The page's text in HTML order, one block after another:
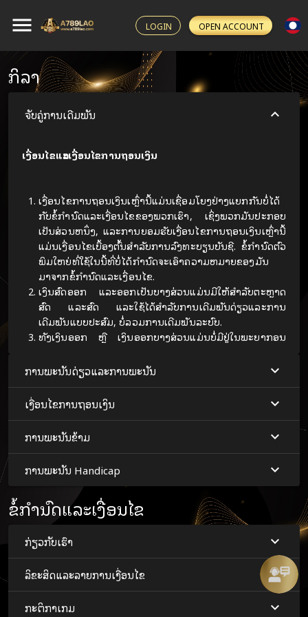
LOGIN OPEN ACCOUNT
ກິລາ
ຈັບຄູ່ການເດີມພັນ
ເງື່ອນໄຂແລະເງື່ອນໄຂການຖອນເງິນ
ເງື່ອນໄຂການຖອນເງິນເຫຼົ່ານີ້ແມ່ນເຊື່ອມໂຍງຢ່າງແຍກກັນບໍ່ໄດ້
ກັບຂໍ້ກໍານົດແລະເງື່ອນໄຂຂອງພວກເຮົາ, ເຊິ່ງພວກມັນປະກອບ
ເປັນສ່ວນຫນຶ່ງ, ແລະການຍອມຮັບເງື່ອນໄຂການຖອນເງິນເຫຼົ່ານີ້
ແມ່ນເງື່ອນໄຂເບື້ອງຕົ້ນສໍາລັບການລົງທະບຽນບັນຊີ. ຂໍ້ກໍານົດຕົວ
ພິມໃຫຍ່ທີ່ໃຊ້ໃນນີ້ທີ່ບໍ່ໄດ້ກໍານົດຈະເອົາຄວາມຫມາຍຂອງມັນ
ມາຈາກຂໍ້ກໍານົດແລະເງື່ອນໄຂ.
ເງິນສົດອອກ ແລະອອກເປັນບາງສ່ວນແມ່ນມີໃຫ້ສໍາລັບຕະຫຼາດ
ສົດ ແລະສົດ ແລະໃຊ້ໄດ້ສໍາລັບການເດີມພັນດ່ຽວແລະການ
ເດີມພັນແບບປະສົມ, ບໍ່ລວມການເດີມພັນລະບົບ.
ທັງເງິນອອກ ຫຼື ເງິນອອກບາງສ່ວນແມ່ນບໍ່ມີຢູ່ໃນພະຍາກອນ
ການຖອນເງິນບາງສ່ວນຈະມີໃຫ້ພຽງແຕ່ໃນກໍລະນີທີ່ການສະ
ເຫນີເງິນເຕັມສໍາລັບການເດີມພັນທີ່ຫົວຂໍ້ຂອງການຖອນເງິນບາງ
ສ່ວນແມ່ນຫຼາຍກວ່າສອງເທົ່າຂອງຈໍານວນການວາງເດີມພັນຂັ້ນ
ຕ່ໍາທີ່ອະນຸຍາດໃຫ້ສໍາລັບການເດີມພັນສະເພາະນັ້ນ.
ຂັ້ນຕ່ໍາທີ່ອະນຸຍາດສໍາລັບການເດີມພັນສະເພາະນັ້ນ.
ຈຳນວນເງິນອອກບາງສ່ວນສູງສຸດຈະຕ້ອງເປັນຈຳນວນເງິນທີ່
ອອກທັງໝົດລົບຈາກຈຳນວນການວາງເດີມພັນຂັ້ນຕ່ຳທີ່
ອະນຸຍາດສຳລັບການເດີມພັນນັ້ນ.
Combo Bets, ວາງໄວ້ຮ່ວມກັບ System Bets ຜ່ານແຖບ
'Combo', ບໍ່ສາມາດເປັນຂອງ Cash-Out ຫຼື Cash-Out ບາງ
ສ່ວນ.
ເມື່ອລູກຄ້າເຮັດການຖອນເງິນບາງສ່ວນ, ຈໍານວນການວາງ
ເດີມພັນທີ່ຍັງເຫຼືອ (ເຊັ່ນ: ຈໍານວນເດີມພັນ - ຈໍານວນເງິນສົດອອກ
ບາງສ່ວນ) ຈະຖືກວາງໄວ້ເປັນການເດີມພັນໃໝ່ຢູ່ທີ່ອັດຕາ
ເດີມພັນໃນປັດຈຸບັນໃນເວລາຂອງການຖອນເງິນບາງສ່ວນ.
ໃນກໍລະນີຂອງການຖອນເງິນບາງສ່ວນຂອງ Combo Bet, ບ່ອນ
ການພະນັນດ່ຽວແລະການພະນັນ
ເງື່ອນໄຂການຖອນເງິນ
ການພະນັນຂ້າມ
ການພະນັນ Handicap
ຂໍ້ກໍານົດແລະເງື່ອນໄຂ
ກ່ຽວກັບເຮົາ
ລິຂະສິດແລະລາຍການເງື່ອນໄຂ
ກະຕິກາເກມ